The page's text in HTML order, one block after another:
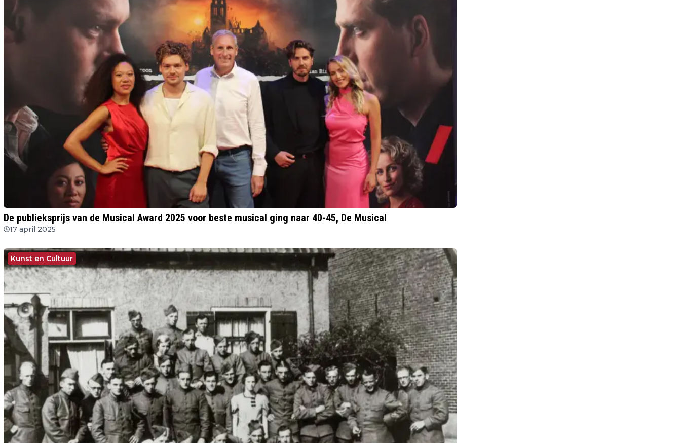
De publieksprijs van de Musical Award 2025 voor beste musical ging naar 40-45, De Musical
17 april 2025
Kunst en Cultuur